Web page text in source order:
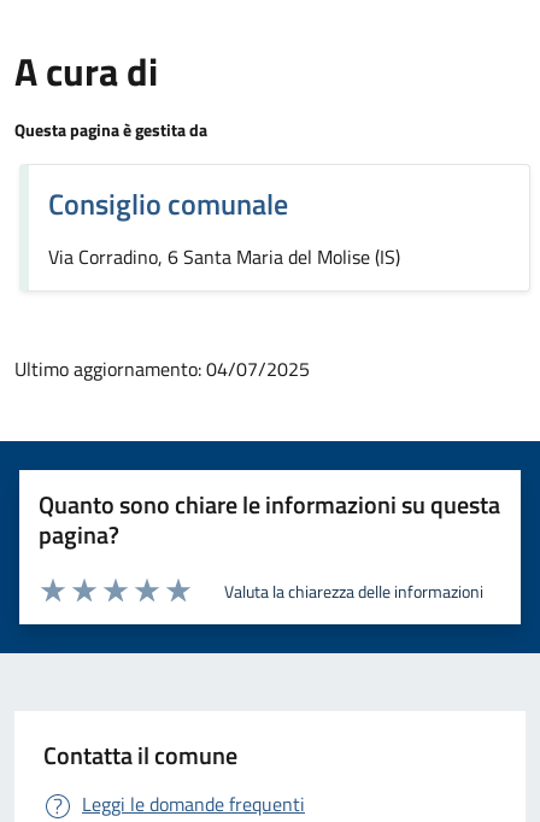
A cura di
Questa pagina è gestita da
Consiglio comunale
Via Corradino, 6 Santa Maria del Molise (IS)
Ultimo aggiornamento:04/07/2025
Quanto sono chiare le informazioni su questa
pagina?
Valuta la chiarezza delle informazioni
Valuta 5 stelle su 5
Valuta 4 stelle su 5
Valuta 3 stelle su 5
Valuta 2 stelle su 5
Valuta 1 stelle su 5
Contatta il comune
Leggi le domande frequenti